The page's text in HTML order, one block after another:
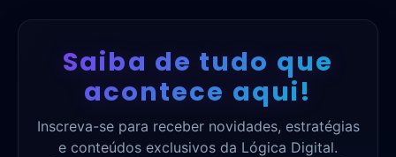
Saiba de tudo que
acontece aqui!
Inscreva-se para receber novidades, estratégias
e conteúdos exclusivos da Lógica Digital.